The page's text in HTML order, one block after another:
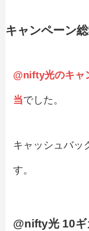
キャンペーン
@nifty光のキャ
当でした。
キャッシュバッ
す。
@nifty光 10ギ